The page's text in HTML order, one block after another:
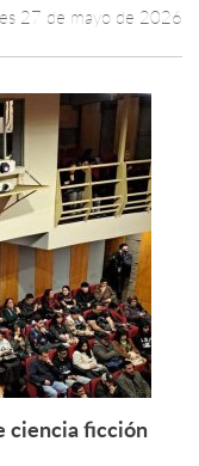
27 de mayo de 2026
Leer más +
ciencia ficción